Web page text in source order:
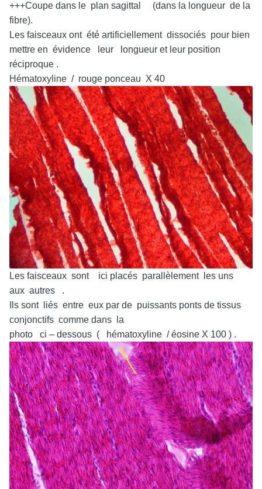
+++Coupe dans le plan sagittal (dans la longueur de la
fibre).
Les faisceaux ont été artificiellement dissociés pour bien
mettre en évidence leur longueur et leur position
réciproque .
Hématoxyline / rouge ponceau X 40
Les faisceaux sont ici placés parallèlement les uns
aux autres .
Ils sont liés entre eux par de puissants ponts de tissus
conjonctifs comme dans la
photo ci – dessous ( hématoxyline / éosine X 100 ) .